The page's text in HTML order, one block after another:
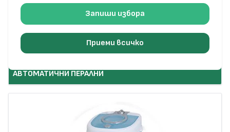
АВТОМАТИЧНИ ПЕРАЛНИ
Запиши избора
Приеми всичко